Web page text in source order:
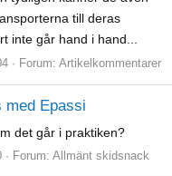
till deras
inte går hand i hand...
Forum: Artikelkommentarer
med Epassi
det går i praktiken?
Forum: Allmänt skidsnack